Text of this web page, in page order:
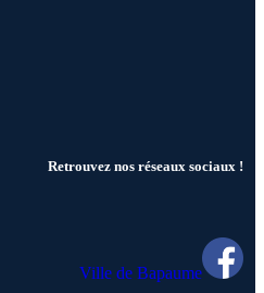
Retrouvez nos réseaux sociaux !
Ville de Bapaume